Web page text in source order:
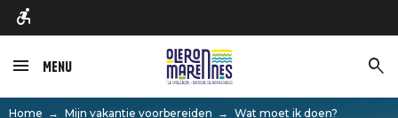
Menu
Home Mijn vakantie voorbereiden Wat moet ik doen?